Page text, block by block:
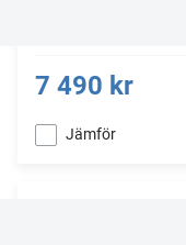
7 490 kr
Jämför